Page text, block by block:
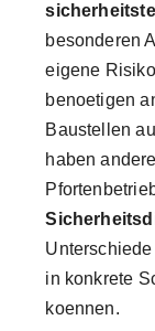
besonderen
eigene
benoetigen
Baustellen
haben
in konkrete
koennen.